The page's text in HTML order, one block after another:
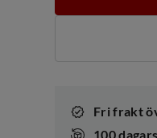
Fri frakt
100